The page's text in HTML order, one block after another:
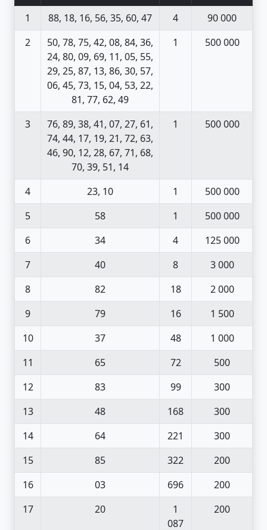
1
88, 18, 16, 56, 35, 60, 47 4
90 000
2
50, 78, 75, 42, 08, 84, 36,
24, 80, 09, 69, 11, 05, 55,
29, 25, 87, 13, 86, 30, 57,
06, 45, 73, 15, 04, 53, 22,
81, 77, 62, 49
1 500 000
3
76, 89, 38, 41, 07, 27, 61,
74, 44, 17, 19, 21, 72, 63,
46, 90, 12, 28, 67, 71, 68,
70, 39, 51, 14
1 500 000
4 23, 10 1
500 000
5
58 1
500 000
6
34 4
125 000
7
40 8
3 000
8
82 18
2 000
9
79 16
1 500
10
37 48
1 000
11
65 72
500
12
83 99
300
13
48 168
300
14
64 221
300
15
85 322
200
16
03 696
200
17
20
1
087
200